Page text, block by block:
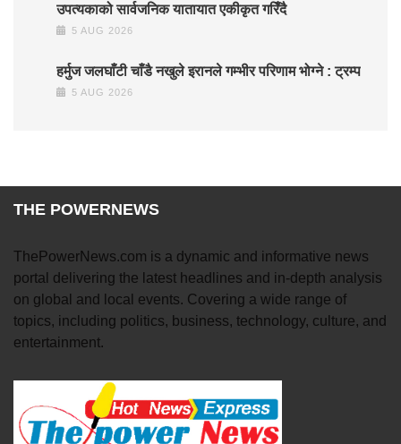
उपत्यकाको सार्वजनिक यातायात एकीकृत गरिँदै
5 AUG 2026
हर्मुज जलघाँटी चाँडै नखुले इरानले गम्भीर परिणाम भोग्ने : ट्रम्प
5 AUG 2026
THE POWERNEWS
ThePowerNews.com is a dynamic and informative news
portal delivering the latest headlines and in-depth analysis
on global and local events. Covering a wide range of
topics, including politics, business, technology, culture, and
entertainment.